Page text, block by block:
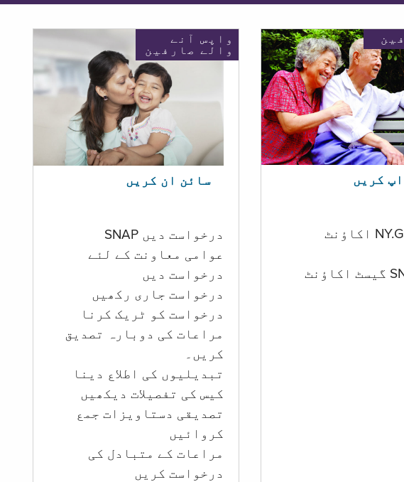
واپس آنے
والے صارفین
سائن ان کریں
درخواست دیں SNAP
عوامی معاونت کے لئے
درخواست دیں
درخواست جاری رکھیں
درخواست کو ٹریک کرنا
مراعات کی دوبارہ تصدیق
کریں۔
تبدیلیوں کی اطلاع دینا
کیس کی تفصیلات دیکھیں
تصدیقی دستاویزات جمع
کروائیں
مراعات کے متبادل کی
درخواست کریں
کریں
نیا NY.GOV اکاؤنٹ
نیا SNAP گیسٹ اکاؤنٹ